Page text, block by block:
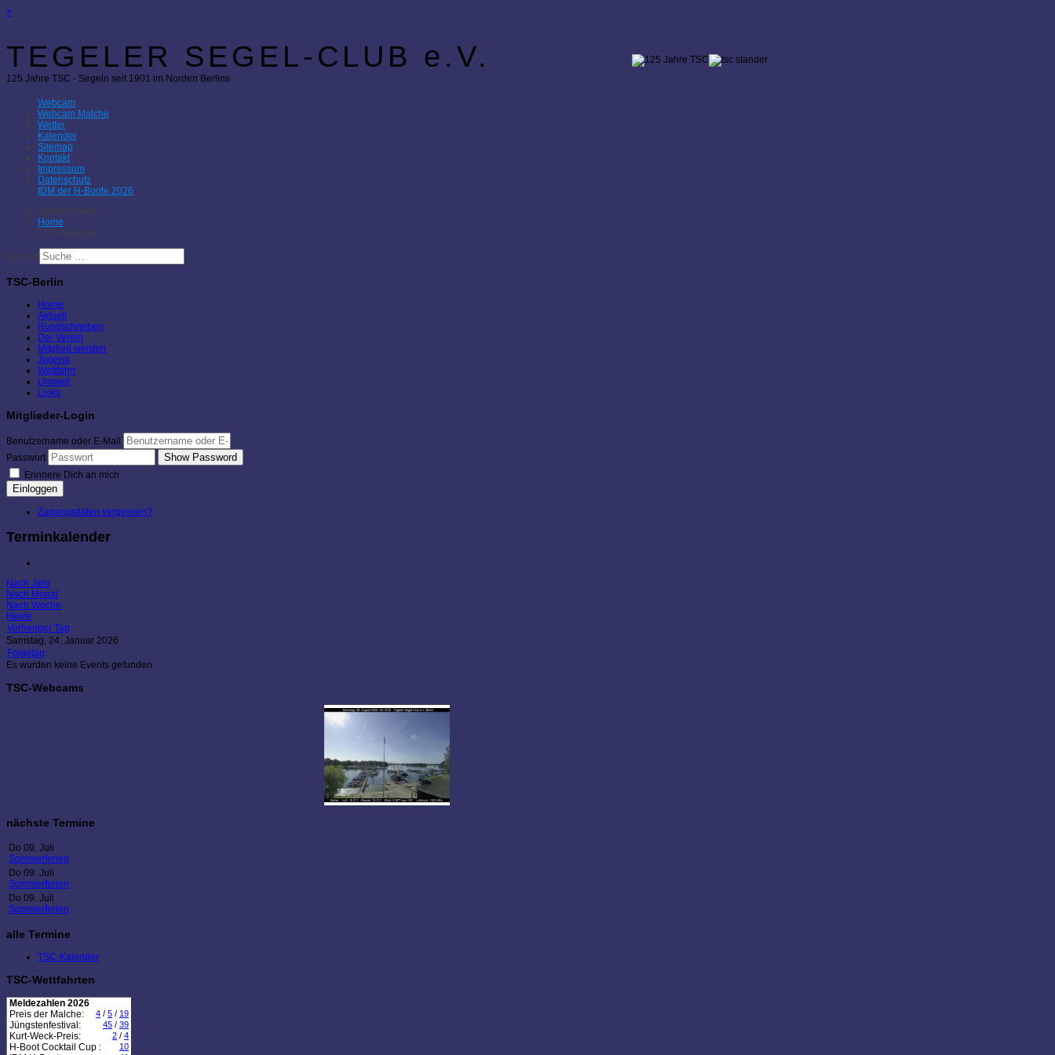
×
TEGELER SEGEL-CLUB e.V.
125 Jahre TSC - Segeln seit 1901 im Norden Berlins
Webcam
Webcam Malche
Wetter
Kalender
Sitemap
Kontakt
Impressum
Datenschutz
IDM der H-Boote 2026
Aktuelle Seite:
Home
TSC-Kalender
Suchen
TSC-Berlin
Home
Aktuell
Rundschreiben
Der Verein
Mitglied werden
Jugend
Wettfahrt
Umwelt
Links
Mitglieder-Login
Benutzername oder E-Mail
Passwort
Show Password
Erinnere Dich an mich
Einloggen
Zugangsdaten vergessen?
Terminkalender
Nach Jahr
Nach Monat
Nach Woche
Heute
Vorheriger Tag
Samstag, 24. Januar 2026
Folgetag
Es wurden keine Events gefunden
TSC-Webcams
nächste Termine
Do 09. Juli
Sommerferien
Do 09. Juli
Sommerferien
Do 09. Juli
Sommerferien
alle Termine
TSC-Kalender
TSC-Wettfahrten
Meldezahlen 2026
Preis der Malche:
4 / 5 / 19
Jüngstenfestival: 45 / 39
Kurt-Weck-Preis: 2 / 4
H-Boot Cocktail Cup : 10